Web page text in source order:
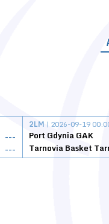
---
---
2LM | 2026-09-19
Port Gdynia GAK